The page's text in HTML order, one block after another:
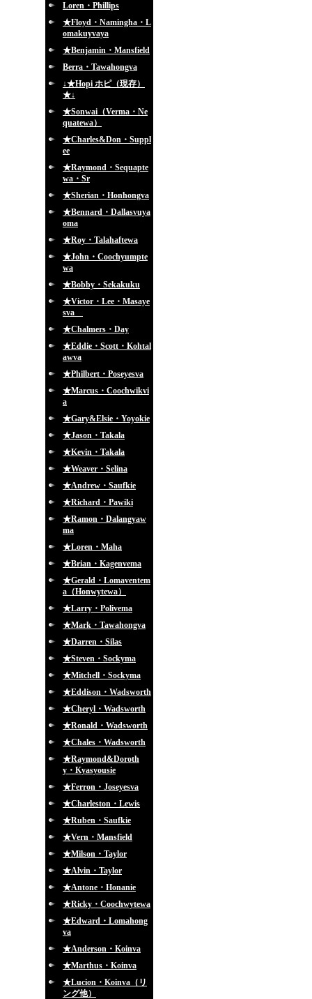
Loren・Phillips
★Floyd・Namingha・L
omakuyvaya
★Benjamin・Mansfield
Berra・Tawahongva
↓★Hopi ホピ（現存）
★↓
★Sonwai（Verma・Ne
quatewa）
★Charles&Don・Suppl
ee
★Raymond・Sequapte
wa・Sr
★Sherian・Honhongva
★Bennard・Dallasvuya
oma
★Roy・Talahaftewa
★John・Coochyumpte
wa
★Bobby・Sekakuku
★Victor・Lee・Masaye
sva
★Chalmers・Day
★Eddie・Scott・Kohtal
awva
★Philbert・Poseyesva
★Marcus・Coochwikvi
a
★Gary&Elsie・Yoyokie
★Jason・Takala
★Kevin・Takala
★Weaver・Selina
★Andrew・Saufkie
★Richard・Pawiki
★Ramon・Dalangyaw
ma
★Loren・Maha
★Brian・Kagenvema
★Gerald・Lomaventem
a（Honwytewa）
★Larry・Polivema
★Mark・Tawahongva
★Darren・Silas
★Steven・Sockyma
★Mitchell・Sockyma
★Eddison・Wadsworth
★Cheryl・Wadsworth
★Ronald・Wadsworth
★Chales・Wadsworth
★Raymond&Doroth
y・Kyasyousie
★Ferron・Joseyesva
★Charleston・Lewis
★Ruben・Saufkie
★Vern・Mansfield
★Milson・Taylor
★Alvin・Taylor
★Antone・Honanie
★Ricky・Coochwytewa
★Edward・Lomahong
va
★Anderson・Koinva
★Marthus・Koinva
★Lucion・Koinva（リ
ング他）